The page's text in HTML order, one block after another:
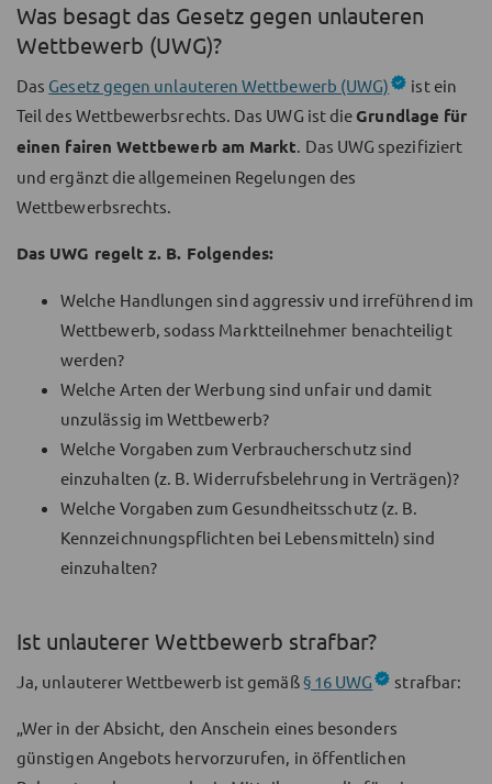
Was besagt das Gesetz gegen unlauteren
Wettbewerb (UWG)?
Das Gesetz gegen unlauteren Wettbewerb (UWG)
ist ein
Teil des Wettbewerbsrechts. Das UWG ist dieGrundlage für
einen fairen Wettbewerb am Markt. Das UWG spezifiziert
und ergänzt die allgemeinen Regelungen des
Wettbewerbsrechts.
Das UWG regelt z. B. Folgendes:
Welche Handlungen sind aggressiv und irreführend im
Wettbewerb, sodass Marktteilnehmer benachteiligt
werden?
Welche Arten der Werbung sind unfair und damit
unzulässig im Wettbewerb?
Welche Vorgaben zum Verbraucherschutz sind
einzuhalten (z. B. Widerrufsbelehrung in Verträgen)?
Welche Vorgaben zum Gesundheitsschutz (z. B.
Kennzeichnungspflichten bei Lebensmitteln) sind
einzuhalten?
Ist unlauterer Wettbewerb strafbar?
Ja, unlauterer Wettbewerb ist gemäß§ 16 UWG strafbar:
„Wer in der Absicht, den Anschein eines besonders
günstigen Angebots hervorzurufen, in öffentlichen